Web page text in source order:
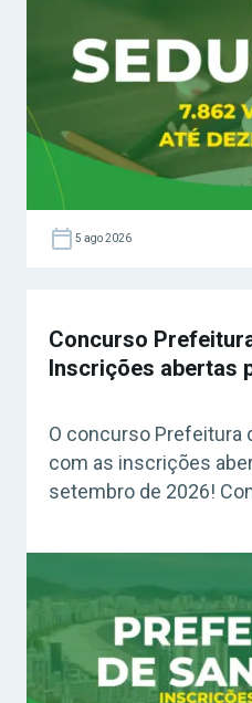
5 ago 2026
Concurso
Inscrições abertas
O concurso Prefeitura
com as inscrições
setembro de 2026!